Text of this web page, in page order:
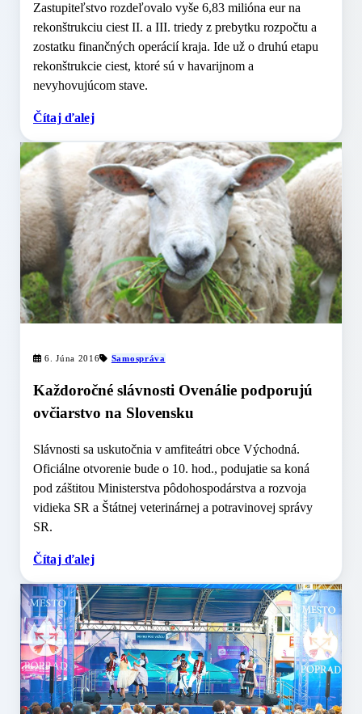
Zastupiteľstvo rozdeľovalo vyše 6,83 milióna eur na
rekonštrukciu ciest II. a III. triedy z prebytku rozpočtu a
zostatku finančných operácií kraja. Ide už o druhú etapu
rekonštrukcie ciest, ktoré sú v havarijnom a
nevyhovujúcom stave.
Čítaj ďalej
6. Júna 2016 Samospráva
Každoročné slávnosti Ovenálie podporujú
ovčiarstvo na Slovensku
Slávnosti sa uskutočnia v amfiteátri obce Východná.
Oficiálne otvorenie bude o 10. hod., podujatie sa koná
pod záštitou Ministerstva pôdohospodárstva a rozvoja
vidieka SR a Štátnej veterinárnej a potravinovej správy
SR.
Čítaj ďalej